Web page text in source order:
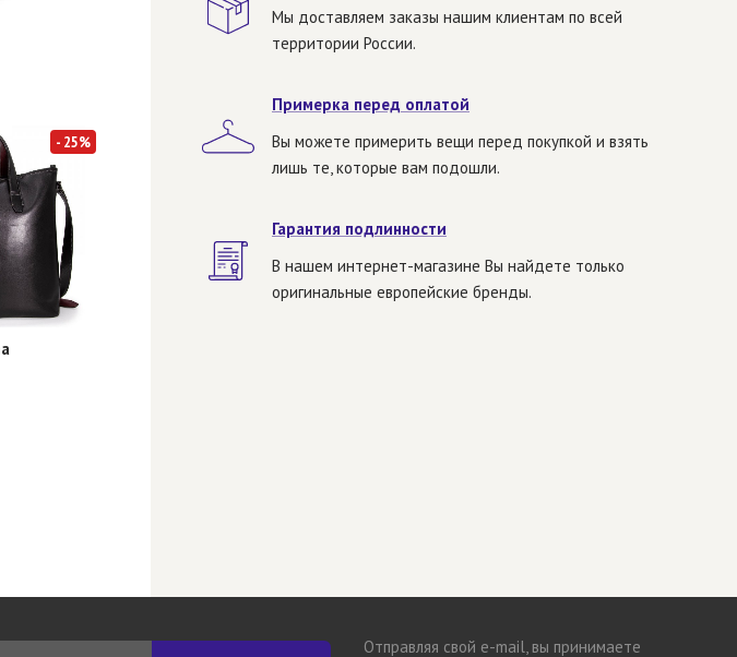
- 25%
Мы доставляем заказы нашим клиентам по всей
территории России.
Примерка перед оплатой
Вы можете примерить вещи перед покупкой и взять
лишь те, которые вам подошли.
Гарантия подлинности
В нашем интернет-магазине Вы найдете только
оригинальные европейские бренды.
Отправляя свой e-mail, вы принимаете